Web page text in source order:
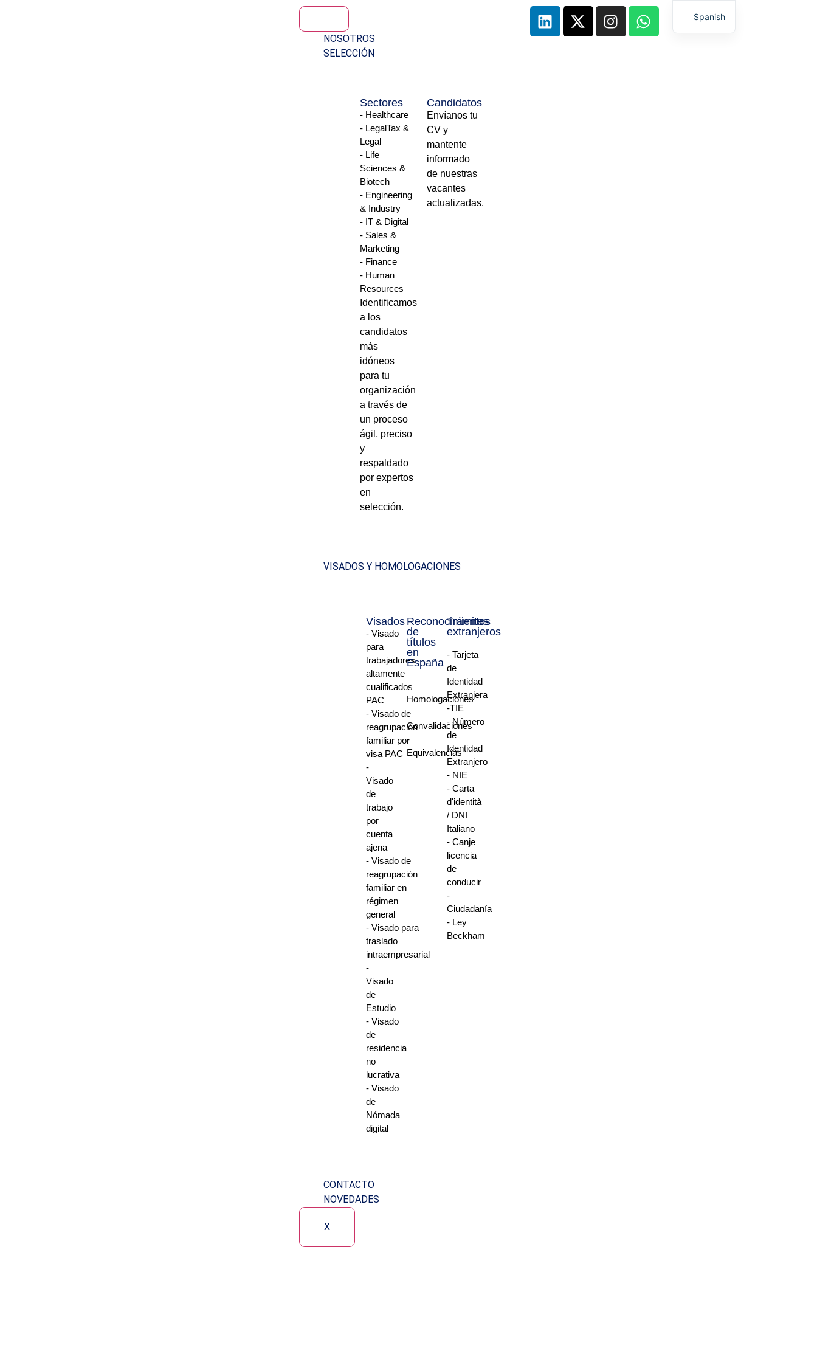
NOSOTROS
SELECCIÓN
Sectores
- Healthcare
- LegalTax &
Legal
- Life
Sciences &
Biotech
- Engineering
& Industry
- IT & Digital
- Sales &
Marketing
- Finance
- Human
Resources
Identificamos
a los
candidatos
más
idóneos
para tu
organización
a través de
un proceso
ágil, preciso
y
respaldado
por expertos
en
selección.
Candidatos
Envíanos tu
CV y
mantente
informado
de nuestras
vacantes
actualizadas.
VISADOS Y HOMOLOGACIONES
Visados
- Visado
para
trabajadores
altamente
cualificados
PAC
- Visado de
reagrupación
familiar por
visa PAC
-
Visado
de
trabajo
por
cuenta
ajena
- Visado de
reagrupación
familiar en
régimen
general
- Visado para
traslado
intraempresarial
-
Visado
de
Estudio
- Visado
de
residencia
no
lucrativa
- Visado
de
Nómada
digital
Reconocimientos
de
títulos
en
España
-
Homologaciones
-
Convalidaciones
-
Equivalencias
Trámites
extranjeros
- Tarjeta
de
Identidad
Extranjera
-TIE
- Número
de
Identidad
Extranjero
- NIE
- Carta
d'identità
/ DNI
Italiano
- Canje
licencia
de
conducir
-
Ciudadanía
- Ley
Beckham
CONTACTO
NOVEDADES
X
Spanish